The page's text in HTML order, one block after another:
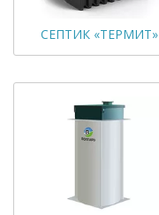
СЕПТИК «ТЕРМИТ»